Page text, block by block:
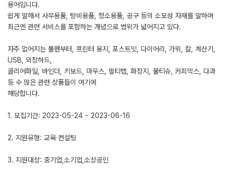
용어입니다.
쉽게 말해서 사무용품, 탕비용품, 청소용품, 공구 등의 소모성 자재를 말하며
최근엔 관련 서비스를 포함하는 개념으로 범위가 넓어지고 있다.
자주 없어지는 볼펜부터, 프린터 용지, 포스트잇, 다이어리, 가위, 칼, 계산기,
USB, 외장하드,
클리어화일, 바인더, 키보드, 마우스, 멀티탭, 화장지, 물티슈, 커피믹스, 다과
등 수 많은 관련 상품들이 여기에
해당합니다.
1. 모집기간: 2023-05-24 ~ 2023-06-16
2. 지원유형: 교육∙컨설팅
3. 지원대상: 중기업,소기업,소상공인